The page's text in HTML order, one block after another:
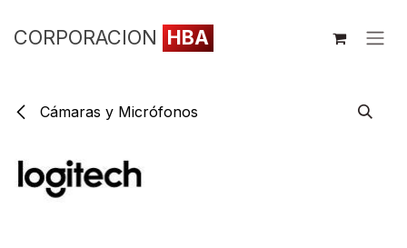
CORPORACION HBA
Cámaras y Micrófonos